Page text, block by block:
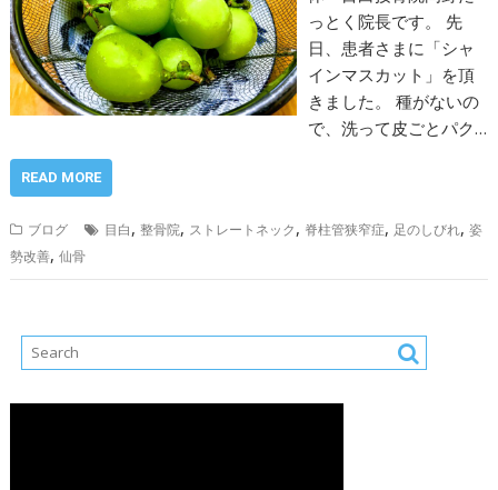
っとく院長です。 先
日、患者さまに「シャ
インマスカット」を頂
きました。 種がないの
で、洗って皮ごとパク…
READ MORE
ブログ 目白,整骨院, ストレートネック, 脊柱管狭窄症, 足のしびれ,姿
勢改善,仙骨